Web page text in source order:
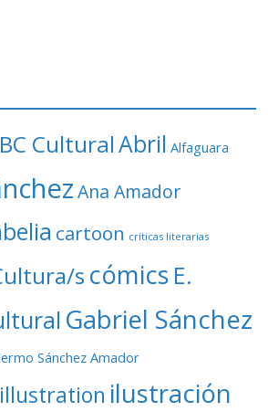
CulturalAbril Alfaguara
Ana Amador
cartoon críticas literarias
s cómics E.
Gabriel Sánchez
Sánchez Amador
illustration ilustración